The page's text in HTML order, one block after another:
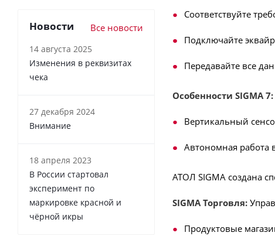
Соответствуйте
Подключайте
Передавайте все
Особенности SIGMA 7:
Вертикальный
Автономная работа
АТОЛ SIGMA создана
SIGMA Торговля:
Продуктовые
Новости Все новости
14 августа 2025
Изменения в реквизитах
чека
27 декабря 2024
Внимание
18 апреля 2023
В России cтартовал
эксперимент по
маркировке красной и
чёрной икры